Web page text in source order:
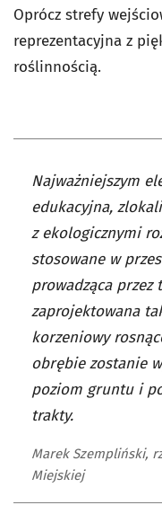
Oprócz strefy
reprezentacyjna z
roślinnością.
Najważniejszym
edukacyjna,
z ekologicznymi
stosowane w
prowadząca przez
zaprojektowana
korzeniowy
obrębie zostanie
poziom gruntu i
trakty.
Marek Szempliński,
Miejskiej